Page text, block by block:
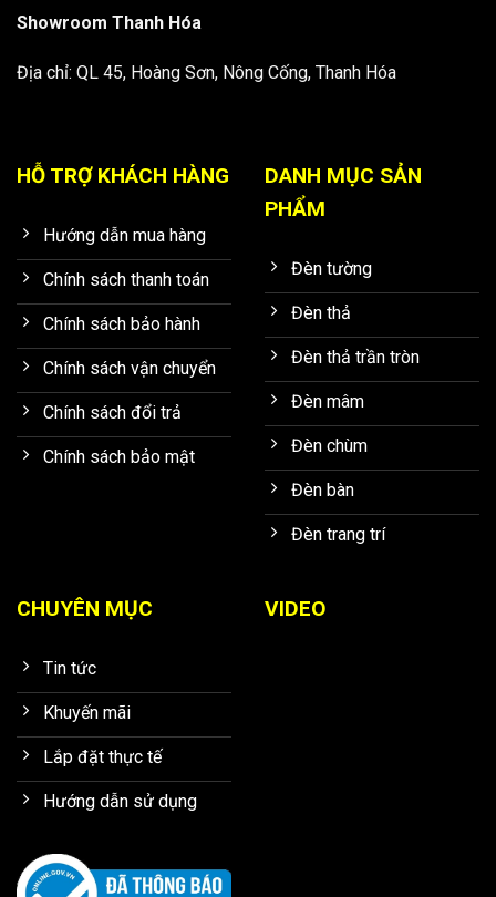
Showroom Thanh Hóa
Địa chỉ: QL 45, Hoàng Sơn, Nông Cống, Thanh Hóa
HỖ TRỢ KHÁCH HÀNG
Hướng dẫn mua hàng
Chính sách thanh toán
Chính sách bảo hành
Chính sách vận chuyển
Chính sách đổi trả
Chính sách bảo mật
DANH MỤC SẢN
PHẨM
Đèn tường
Đèn thả
Đèn thả trần tròn
Đèn mâm
Đèn chùm
Đèn bàn
Đèn trang trí
CHUYÊN MỤC
Tin tức
Khuyến mãi
Lắp đặt thực tế
Hướng dẫn sử dụng
VIDEO